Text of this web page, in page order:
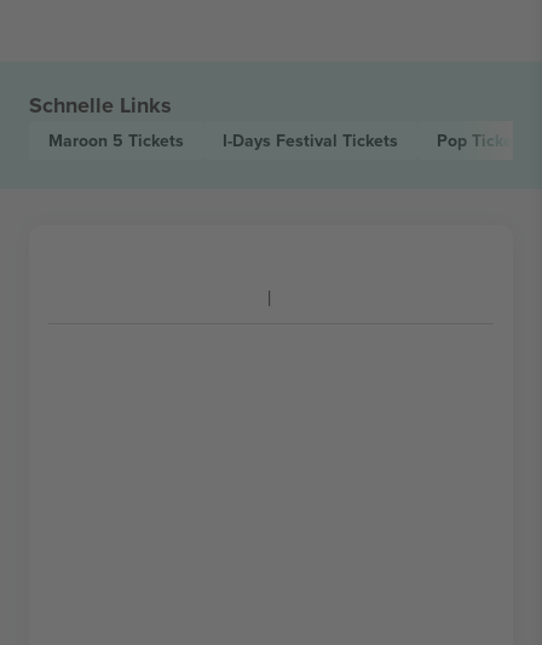
Schnelle Links
Maroon 5 Tickets I-Days Festival Tickets Pop Tickets